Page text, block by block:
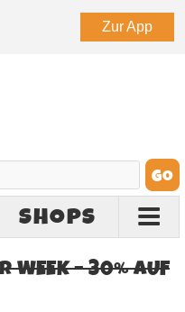
Zur App
SHOPS
WEEK – 30% AUF